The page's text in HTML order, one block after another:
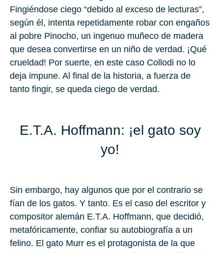
Fingiéndose ciego “debido al exceso de lecturas”,
según él, intenta repetidamente robar con engaños
al pobre Pinocho, un ingenuo muñeco de madera
que desea convertirse en un niño de verdad. ¡Qué
crueldad! Por suerte, en este caso Collodi no lo
deja impune. Al final de la historia, a fuerza de
tanto fingir, se queda ciego de verdad.
E.T.A. Hoffmann: ¡el gato soy
yo!
Sin embargo, hay algunos que por el contrario se
fían de los gatos. Y tanto. Es el caso del escritor y
compositor alemán E.T.A. Hoffmann, que decidió,
metafóricamente, confiar su autobiografía a un
felino. El gato Murr es el protagonista de la que